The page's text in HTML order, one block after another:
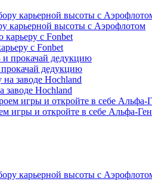
карьерной высоты с Аэрофлотом
с Fonbet
дедукцию
заводе Hochland
игры и откройте в себе Альфа-Ген